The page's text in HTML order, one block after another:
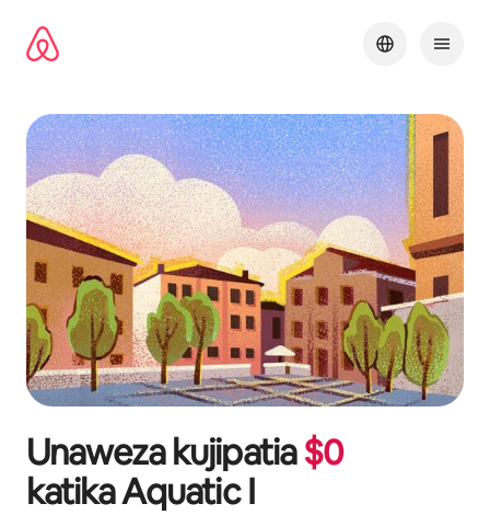
kwenda
kwenye
Unaweza kujipatia$0
katikaAquatic I